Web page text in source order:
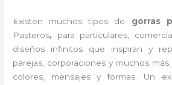
Existen muchos tipos de gorras
Pasteros, para particulares,
diseños infinitos que inspiran y
parejas, corporaciones y muchos
colores, mensajes y formas. Un